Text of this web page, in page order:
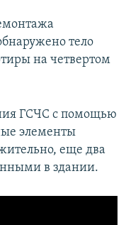
тело
на четвертом
ГСЧС с помощью
элементы
еще два
в здании.